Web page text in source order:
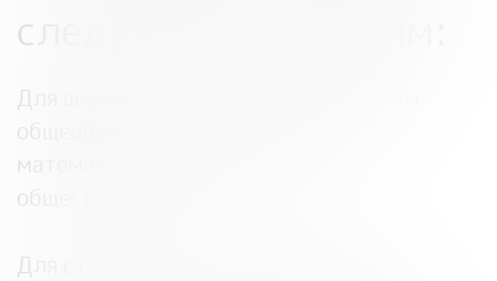
следующих программ:
Для школьников
общеобразовательных предметов:
математика, информатика,
обществознание.
Для студентов